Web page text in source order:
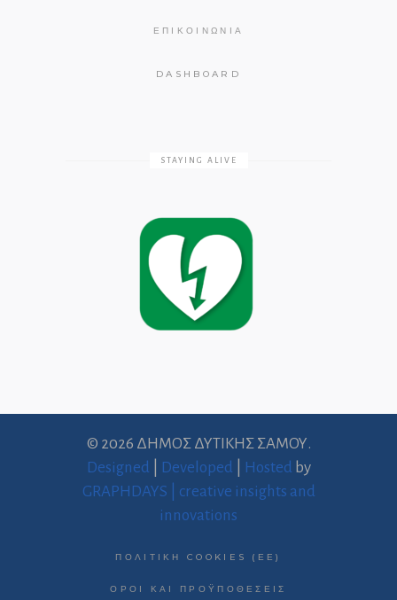
ΕΠΙΚΟΙΝΩΝΊΑ
DASHBOARD
STAYING ALIVE
© 2026 ΔΗΜΟΣ ΔΥΤΙΚΗΣ ΣΑΜΟΥ.
Designed
Developed Hosted by
GRAPHDAYS | creative insights and
innovations
ΠΟΛΙΤΙΚΉ COOKIES (ΕΕ)
ΌΡΟΙ ΚΑΙ ΠΡΟΫΠΟΘΈΣΕΙΣ